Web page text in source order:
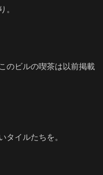
。
のビルの喫茶は以前掲載
イルたちを。